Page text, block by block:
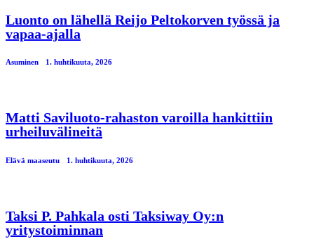
Luonto on lähellä Reijo Peltokorven työssä ja
vapaa-ajalla
Asuminen 1. huhtikuuta, 2026
Matti Saviluoto-rahaston varoilla hankittiin
urheiluvälineitä
Elävä maaseutu 1. huhtikuuta, 2026
Taksi P. Pahkala osti Taksiway Oy:n
yritystoiminnan